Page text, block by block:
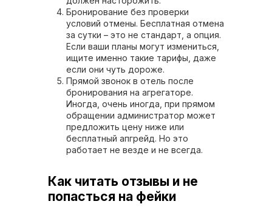
Бронирование без проверки
условий отмены. Бесплатная отмена
за сутки – это не стандарт, а опция.
Если ваши планы могут измениться,
ищите именно такие тарифы, даже
если они чуть дороже.
Прямой звонок в отель после
бронирования на агрегаторе.
Иногда, очень иногда, при прямом
обращении администратор может
предложить цену ниже или
бесплатный апгрейд. Но это
работает не везде и не всегда.
Как читать отзывы и не
попасться на фейки